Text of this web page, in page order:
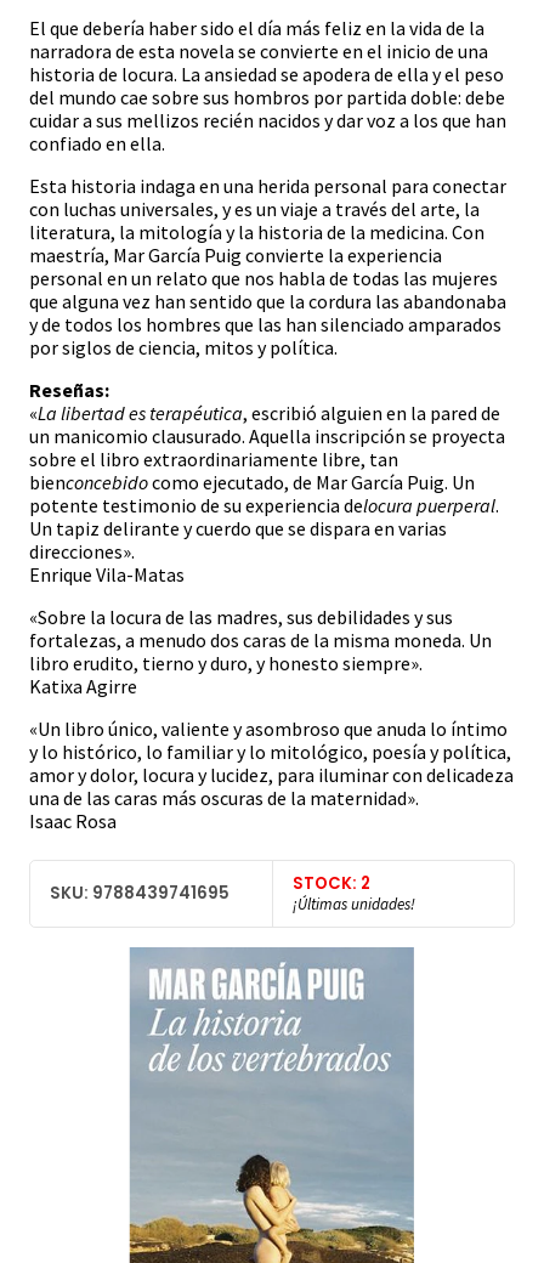
El que debería haber sido el día más feliz en la vida de la
narradora de esta novela se convierte en el inicio de una
historia de locura. La ansiedad se apodera de ella y el peso
del mundo cae sobre sus hombros por partida doble: debe
cuidar a sus mellizos recién nacidos y dar voz a los que han
confiado en ella.
Esta historia indaga en una herida personal para conectar
con luchas universales, y es un viaje a través del arte, la
literatura, la mitología y la historia de la medicina. Con
maestría, Mar García Puig convierte la experiencia
personal en un relato que nos habla de todas las mujeres
que alguna vez han sentido que la cordura las abandonaba
y de todos los hombres que las han silenciado amparados
por siglos de ciencia, mitos y política.
Reseñas:
«La libertad es terapéutica, escribió alguien en la pared de
un manicomio clausurado. Aquella inscripción se proyecta
sobre el libro extraordinariamente libre, tan
bienconcebidocomo ejecutado, de Mar García Puig. Un
potente testimonio de su experiencia delocura puerperal.
Un tapiz delirante y cuerdo que se dispara en varias
direcciones».
Enrique Vila-Matas
«Sobre la locura de las madres, sus debilidades y sus
fortalezas, a menudo dos caras de la misma moneda. Un
libro erudito, tierno y duro, y honesto siempre».
Katixa Agirre
«Un libro único, valiente y asombroso que anuda lo íntimo
y lo histórico, lo familiar y lo mitológico, poesía y política,
amor y dolor, locura y lucidez, para iluminar con delicadeza
una de las caras más oscuras de la maternidad».
Isaac Rosa
SKU: 9788439741695 STOCK: 2
¡Últimas unidades!